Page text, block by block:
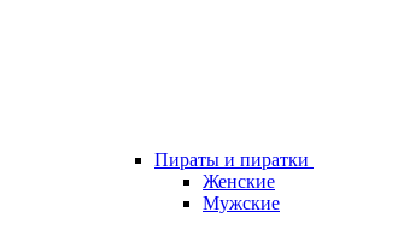
Пираты и пиратки
Женские
Мужские